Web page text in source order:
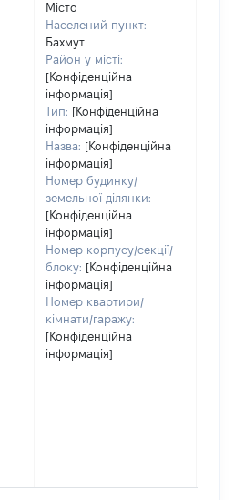
Місто
Населений пункт:
Бахмут
Район у місті:
[Конфіденційна
інформація]
Тип: [Конфіденційна
інформація]
Назва: [Конфіденційна
інформація]
Номер будинку/
земельної ділянки:
[Конфіденційна
інформація]
Номер корпусу/секції/
блоку: [Конфіденційна
інформація]
Номер квартири/
кімнати/гаражу:
[Конфіденційна
інформація]